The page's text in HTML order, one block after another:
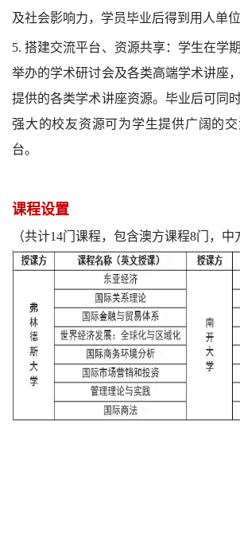
及社会影响力，学员毕业后得到用人单位
5. 搭建交流平台、资源共享： 学生在学
举办的学术研讨会及各类高端学术讲座
提供的各类学术讲座资源。毕业后可同
强大的校友资源可为学生提供广阔的
台。
课程设置
（共计14门课程，包含澳方课程8门，中